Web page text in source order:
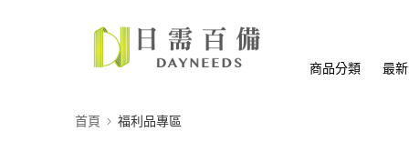
商品分類 最
首頁 福利品專區